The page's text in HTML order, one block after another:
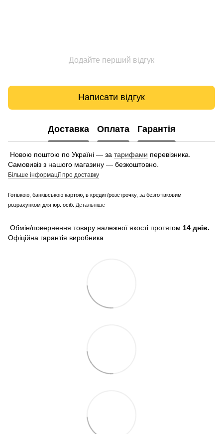
Додайте перший відгук
Написати відгук
Доставка Оплата Гарантія
Новою поштою по Україні — за тарифами перевізника.
Самовивіз з нашого магазину — безкоштовно.
Більше інформації про доставку
Готівкою, банківською картою, в кредит/розстрочку, за безготівковим
розрахунком для юр. осіб. Детальніше
Обмін/повернення товару належної якості протягом 14 днів.
Офіційна гарантія виробника